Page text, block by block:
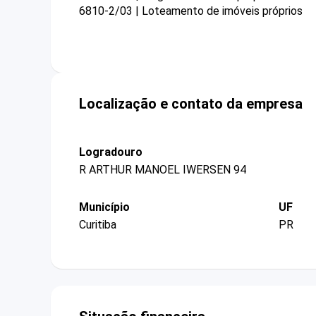
6810-2/03 | Loteamento de imóveis próprios
Localização e contato da empresa
Logradouro
R ARTHUR MANOEL IWERSEN 94
Município
Curitiba
UF
PR